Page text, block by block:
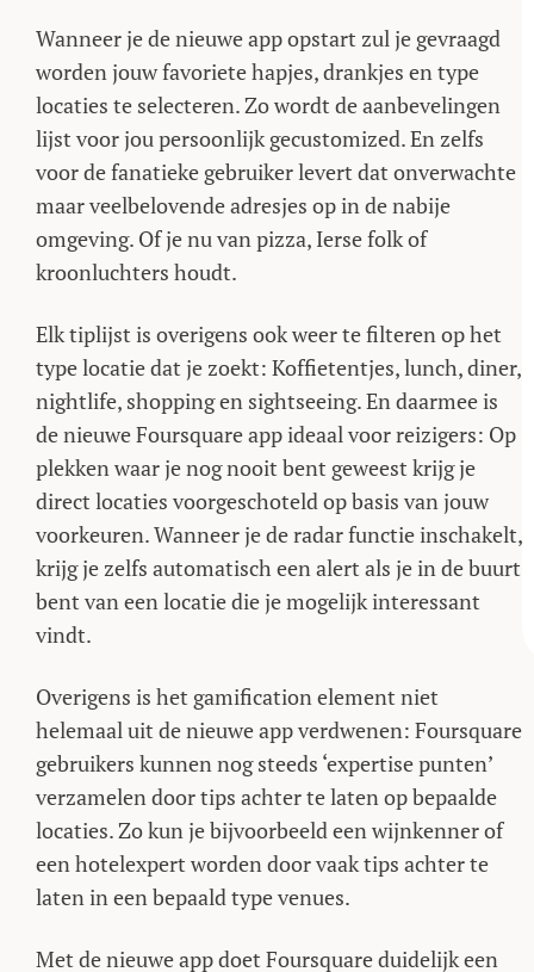
Wanneer je de nieuwe app opstart zul je gevraagd
worden jouw favoriete hapjes, drankjes en type
locaties te selecteren. Zo wordt de aanbevelingen
lijst voor jou persoonlijk gecustomized. En zelfs
voor de fanatieke gebruiker levert dat onverwachte
maar veelbelovende adresjes op in de nabije
omgeving. Of je nu van pizza, Ierse folk of
kroonluchters houdt.
Elk tiplijst is overigens ook weer te filteren op het
type locatie dat je zoekt: Koffietentjes, lunch, diner,
nightlife, shopping en sightseeing. En daarmee is
de nieuwe Foursquare app ideaal voor reizigers: Op
plekken waar je nog nooit bent geweest krijg je
direct locaties voorgeschoteld op basis van jouw
voorkeuren. Wanneer je de radar functie inschakelt,
krijg je zelfs automatisch een alert als je in de buurt
bent van een locatie die je mogelijk interessant
vindt.
Overigens is het gamification element niet
helemaal uit de nieuwe app verdwenen: Foursquare
gebruikers kunnen nog steeds ‘expertise punten’
verzamelen door tips achter te laten op bepaalde
locaties. Zo kun je bijvoorbeeld een wijnkenner of
een hotelexpert worden door vaak tips achter te
laten in een bepaald type venues.
Met de nieuwe app doet Foursquare duidelijk een